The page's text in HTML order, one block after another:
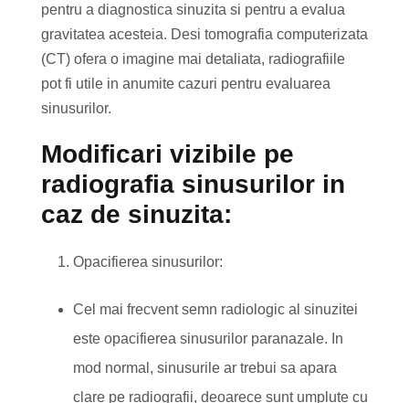
pentru a diagnostica sinuzita si pentru a evalua
gravitatea acesteia. Desi tomografia computerizata
(CT) ofera o imagine mai detaliata, radiografiile
pot fi utile in anumite cazuri pentru evaluarea
sinusurilor.
Modificari vizibile pe
radiografia sinusurilor in
caz de sinuzita:
Opacifierea sinusurilor:
Cel mai frecvent semn radiologic al sinuzitei
este opacifierea sinusurilor paranazale. In
mod normal, sinusurile ar trebui sa apara
clare pe radiografii, deoarece sunt umplute cu